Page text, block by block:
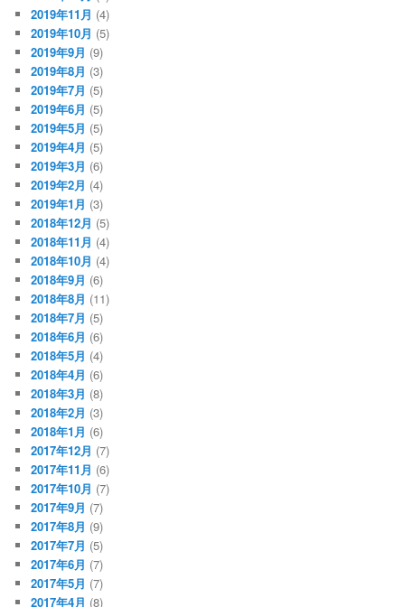
2019年11月 (4)
2019年10月 (5)
2019年9月 (9)
2019年8月 (3)
2019年7月 (5)
2019年6月 (5)
2019年5月 (5)
2019年4月 (5)
2019年3月 (6)
2019年2月 (4)
2019年1月 (3)
2018年12月 (5)
2018年11月 (4)
2018年10月 (4)
2018年9月 (6)
2018年8月 (11)
2018年7月 (5)
2018年6月 (6)
2018年5月 (4)
2018年4月 (6)
2018年3月 (8)
2018年2月 (3)
2018年1月 (6)
2017年12月 (7)
2017年11月 (6)
2017年10月 (7)
2017年9月 (7)
2017年8月 (9)
2017年7月 (5)
2017年6月 (7)
2017年5月 (7)
2017年4月 (8)